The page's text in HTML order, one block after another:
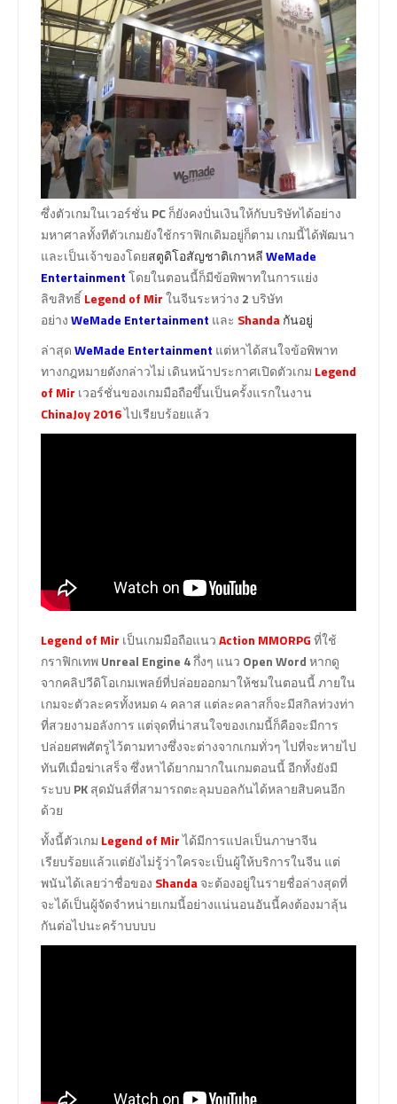
ซึ่งตัวเกมในเวอร์ชั่น PCก็ยังคงปั่นเงินให้กับบริษัทได้อย่าง
มหาศาลทั้งทีตัวเกมยังใช้กราฟิกเดิมอยู่ก็ตาม เกมนี้ได้พัฒนา
และเป็นเจ้าของโดยสตูดิโอสัญชาติเกาหลีWeMade
Entertainmentโดยในตอนนี้ก็มีข้อพิพาทในการแย่ง
ลิขสิทธิ์Legend of Mirในจีนระหว่าง 2บริษัท
อย่างWeMade Entertainment และ Shandaกันอยู่
ล่าสุดWeMade Entertainment แต่หาได้สนใจข้อพิพาท
ทางกฎหมายดังกล่าวไม่ เดินหน้าประกาศเปิดตัวเกม Legend
of Mir เวอร์ชั่นของเกมมือถือขึ้นเป็นครั้งแรกในงาน
ChinaJoy 2016ไปเรียบร้อยแล้ว
Legend of Mir เป็นเกมมือถือแนวAction MMORPGที่ใช้
กราฟิกเทพUnreal Engine 4กึ่งๆ แนว Open Wordหากดู
จากคลิปวีดิโอเกมเพลย์ที่ปล่อยออกมาให้ชมในตอนนี้ ภายใน
เกมจะตัวละครทั้งหมด 4 คลาส แต่ละคลาสก็จะมีสกิลท่วงท่า
ที่สวยงามอลังการ แต่จุดที่น่าสนใจของเกมนี้ก็คือจะมีการ
ปล่อยศพศัตรูไว้ตามทางซึ่งจะต่างจากเกมทั่วๆ ไปที่จะหายไป
ทันทีเมื่อฆ่าเสร็จ ซึ่งหาได้ยากมากในเกมตอนนี้ อีกทั้งยังมี
ระบบ PKสุดมันส์ที่สามารถตะลุมบอลกันได้หลายสิบคนอีก
ด้วย
ทั้งนี้ตัวเกม Legend of Mirได้มีการแปลเป็นภาษาจีน
เรียบร้อยแล้วแต่ยังไม่รู้ว่าใครจะเป็นผู้ให้บริการในจีน แต่
พนันได้เลยว่าชื่อของ Shandaจะต้องอยู่ในรายชื่อล่างสุดที่
จะได้เป็นผู้จัดจำหน่ายเกมนี้อย่างแน่นอนอันนี้คงต้องมาลุ้น
กันต่อไปนะคร้าบบบบ